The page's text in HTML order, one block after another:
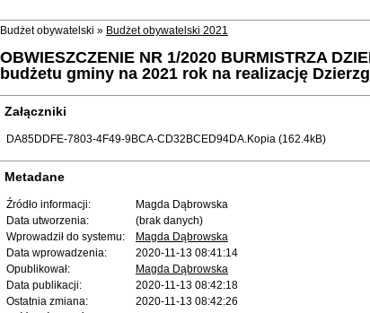
Budżet obywatelski » Budżet obywatelski 2021
OBWIESZCZENIE NR 1/2020 BURMISTRZA
budżetu gminy na 2021 rok na realizację
Załączniki
DA85DDFE-7803-4F49-9BCA-CD32BCED94DA.Kopia (162.4kB)
Metadane
Źródło informacji:
Magda Dąbrowska
Data utworzenia:
(brak danych)
Wprowadził do systemu:
Magda Dąbrowska
Data wprowadzenia:
2020-11-13 08:41:14
Opublikował:
Magda Dąbrowska
Data publikacji:
2020-11-13 08:42:18
Ostatnia zmiana:
2020-11-13 08:42:26